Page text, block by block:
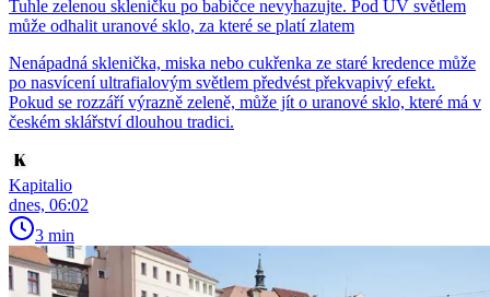
Tuhle zelenou skleničku po babičce nevyhazujte. Pod UV světlem
může odhalit uranové sklo, za které se platí zlatem
Nenápadná sklenička, miska nebo cukřenka ze staré kredence může
po nasvícení ultrafialovým světlem předvést překvapivý efekt.
Pokud se rozzáří výrazně zeleně, může jít o uranové sklo, které má v
českém sklářství dlouhou tradici.
Kapitalio
dnes, 06:02
3 min